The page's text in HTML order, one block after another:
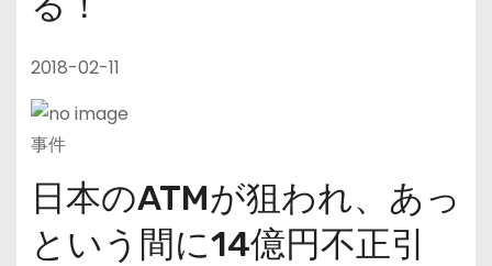
2018-02-11
事件
日本のATMが狙われ、あっ
という間に14億円不正引